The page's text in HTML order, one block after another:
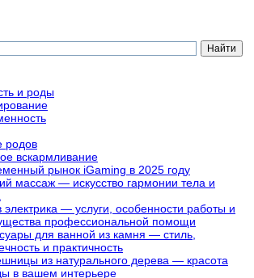
и роды
родов
вскармливание
рынок iGaming в 2025 году
массаж — искусство гармонии тела и
электрика — услуги, особенности работы и
профессиональной помощи
для ванной из камня — стиль,
и практичность
из натурального дерева — красота
в вашем интерьере